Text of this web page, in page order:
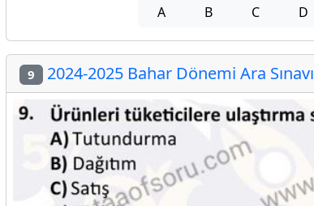
A B C D
9 2024-2025 Bahar Dönemi Ara Sınavı